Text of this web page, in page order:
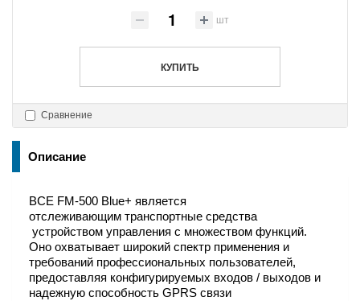
шт
КУПИТЬ
Сравнение
Описание
BCE FM-500 Blue+ является
отслеживающим транспортные средства
устройством управления с множеством функций.
Оно охватывает широкий спектр применения и
требований профессиональных пользователей,
предоставляя конфигурируемых входов / выходов и
надежную способность GPRS связи